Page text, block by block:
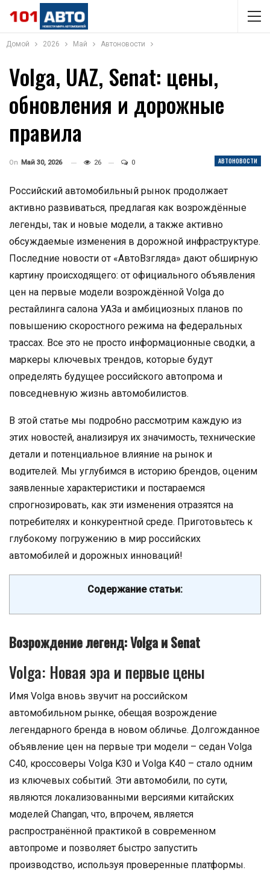
Домой 2026 Май Автоновости
Volga, UAZ, Senat: цены,
обновления и дорожные
правила
АВТОНОВОСТИ
On Май 30, 2026 26 0
Российский автомобильный рынок продолжает
активно развиваться, предлагая как возрождённые
легенды, так и новые модели, а также активно
обсуждаемые изменения в дорожной инфраструктуре.
Последние новости от «АвтоВзгляда» дают обширную
картину происходящего: от официального объявления
цен на первые модели возрождённой Volga до
рестайлинга салона УАЗа и амбициозных планов по
повышению скоростного режима на федеральных
трассах. Все это не просто информационные сводки, а
маркеры ключевых трендов, которые будут
определять будущее российского автопрома и
повседневную жизнь автомобилистов.
В этой статье мы подробно рассмотрим каждую из
этих новостей, анализируя их значимость, технические
детали и потенциальное влияние на рынок и
водителей. Мы углубимся в историю брендов, оценим
заявленные характеристики и постараемся
спрогнозировать, как эти изменения отразятся на
потребителях и конкурентной среде. Приготовьтесь к
глубокому погружению в мир российских
автомобилей и дорожных инноваций!
Содержание статьи:
Возрождение легенд: Volga и Senat
Volga: Новая эра и первые цены
Имя Volga вновь звучит на российском
автомобильном рынке, обещая возрождение
легендарного бренда в новом обличье. Долгожданное
объявление цен на первые три модели – седан Volga
C40, кроссоверы Volga K30 и Volga K40 – стало одним
из ключевых событий. Эти автомобили, по сути,
являются локализованными версиями китайских
моделей Changan, что, впрочем, является
распространённой практикой в современном
автопроме и позволяет быстро запустить
производство, используя проверенные платформы.